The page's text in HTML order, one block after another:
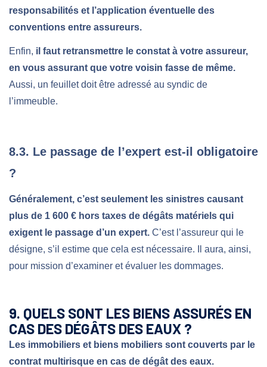
responsabilités et l’application éventuelle des
conventions entre assureurs.
Enfin, il faut retransmettre le constat à votre assureur,
en vous assurant que votre voisin fasse de même.
Aussi, un feuillet doit être adressé au syndic de
l’immeuble.
8.3. Le passage de l’expert est-il obligatoire
?
Généralement, c’est seulement les sinistres causant
plus de 1 600 € hors taxes de dégâts matériels qui
exigent le passage d’un expert. C’est l’assureur qui le
désigne, s’il estime que cela est nécessaire. Il aura, ainsi,
pour mission d’examiner et évaluer les dommages.
9. QUELS SONT LES BIENS ASSURÉS EN
CAS DES DÉGÂTS DES EAUX ?
Les immobiliers et biens mobiliers sont couverts par le
contrat multirisque en cas de dégât des eaux.